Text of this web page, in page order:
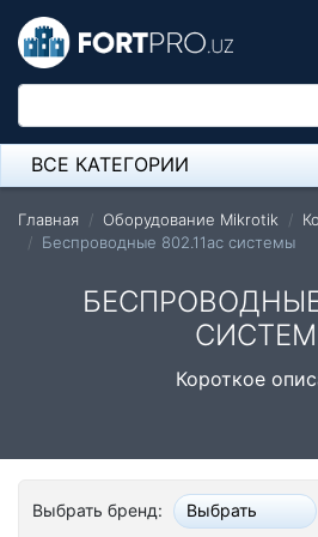
ВСЕ КАТЕГОРИИ
Микрофон
Оборудование Mikrotik
Модемы ADSL, Wan/Lan
IP Телефония
Главная Оборудование Mikrotik
Беспроводные 802.11ac системы
БЕСПРОВОДНЫЕ
Короткое
Выбрать бренд: Выбрать